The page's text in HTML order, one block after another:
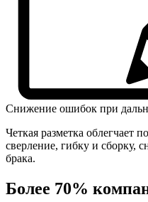
Снижение ошибок при
Четкая разметка облегчает
сверление, гибку и сборку,
брака.
Более 70%